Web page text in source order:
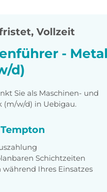
Vollzeit
-
d)
Sie als Maschinen- und
(m/w/d) in Uebigau.
Schichtzeiten
Ihres Einsatzes